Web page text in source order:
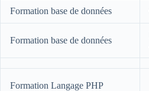
Formation base de données
Formation base de données
Formation Langage PHP